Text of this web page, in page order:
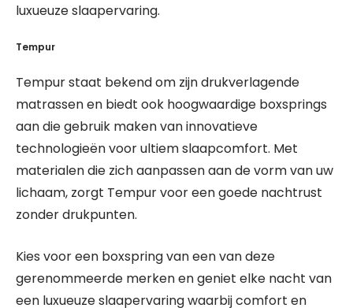
luxueuze slaapervaring.
Tempur
Tempur staat bekend om zijn drukverlagende
matrassen en biedt ook hoogwaardige boxsprings
aan die gebruik maken van innovatieve
technologieën voor ultiem slaapcomfort. Met
materialen die zich aanpassen aan de vorm van uw
lichaam, zorgt Tempur voor een goede nachtrust
zonder drukpunten.
Kies voor een boxspring van een van deze
gerenommeerde merken en geniet elke nacht van
een luxueuze slaapervaring waarbij comfort en